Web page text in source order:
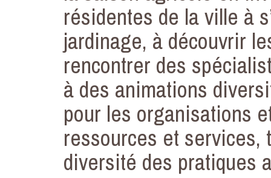
résidentes de la ville à
jardinage, à découvrir
rencontrer des
à des animations
pour les organisations
ressources et
diversité des pratiques